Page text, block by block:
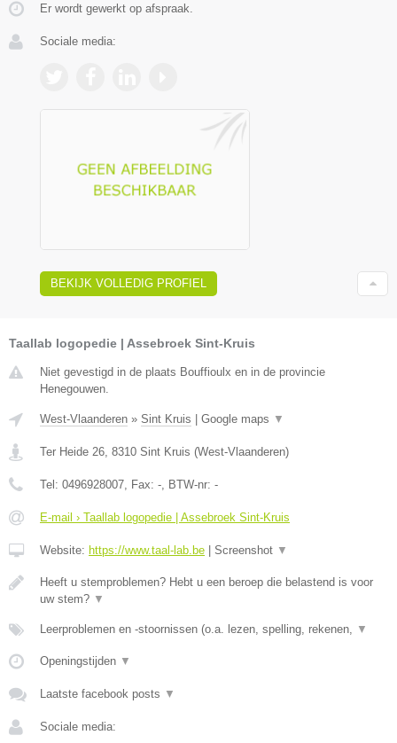
Er wordt gewerkt op afspraak.
Sociale media:
BEKIJK VOLLEDIG PROFIEL
Taallab logopedie | Assebroek Sint-Kruis
Niet gevestigd in de plaats Bouffioulx en in de provincie
Henegouwen.
West-Vlaanderen » Sint Kruis | Google maps ▼
Ter Heide 26 8310 Sint Kruis (West-Vlaanderen)
Tel: 0496928007 , Fax: - , BTW-nr: -
E-mail › Taallab logopedie | Assebroek Sint-Kruis
Website: https://www.taal-lab.be | Screenshot ▼
Heeft u stemproblemen? Hebt u een beroep die belastend is voor
uw stem? ▼
Leerproblemen en -stoornissen (o.a. lezen, spelling, rekenen, ▼
Openingstijden ▼
Laatste facebook posts ▼
Sociale media: